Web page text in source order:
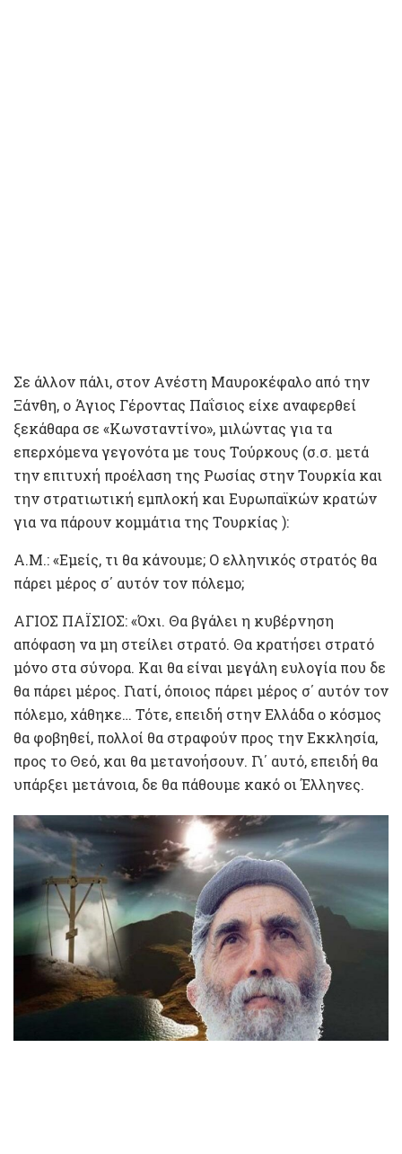
Σε άλλον πάλι, στον Ανέστη Μαυροκέφαλο από την
Ξάνθη, ο Άγιος Γέροντας Παΐσιος είχε αναφερθεί
ξεκάθαρα σε «Κωνσταντίνο», μιλώντας για τα
επερχόμενα γεγονότα με τους Τούρκους (σ.σ. μετά
την επιτυχή προέλαση της Ρωσίας στην Τουρκία και
την στρατιωτική εμπλοκή και Ευρωπαϊκών κρατών
για να πάρουν κομμάτια της Τουρκίας ):
Α.Μ.: «Εμείς, τι θα κάνουμε; Ο ελληνικός στρατός θα
πάρει μέρος σ΄ αυτόν τον πόλεμο;
ΑΓΙΟΣ ΠΑΪΣΙΟΣ: «Όχι. Θα βγάλει η κυβέρνηση
απόφαση να μη στείλει στρατό. Θα κρατήσει στρατό
μόνο στα σύνορα. Και θα είναι μεγάλη ευλογία που δε
θα πάρει μέρος. Γιατί, όποιος πάρει μέρος σ΄ αυτόν τον
πόλεμο, χάθηκε… Τότε, επειδή στην Ελλάδα ο κόσμος
θα φοβηθεί, πολλοί θα στραφούν προς την Εκκλησία,
προς το Θεό, και θα μετανοήσουν. Γι΄ αυτό, επειδή θα
υπάρξει μετάνοια, δε θα πάθουμε κακό οι Έλληνες.